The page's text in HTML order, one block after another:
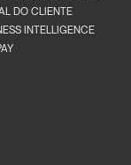
DO CLIENTE
INTELLIGENCE